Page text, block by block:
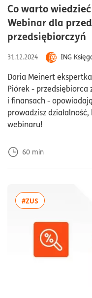
Co warto
Webinar dla
przedsiębiorczyń
31.12.2024
ING
Daria Meinert
Piórek -
i finansach -
prowadzisz
webinaru!
60 min
#ZUS więcej